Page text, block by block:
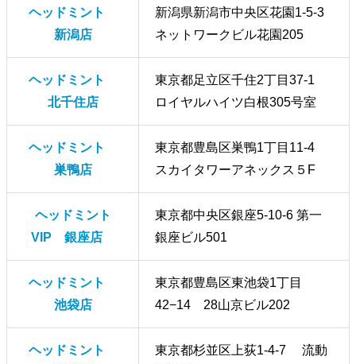
ヘッドミント
新潟店
新潟県新潟市中央区花園1-5-3
ネットワークビル花園205
ヘッドミント
北千住店
東京都足立区千住2丁目37-1
ロイヤルハイツ白根305号室
ヘッドミント
巣鴨店
東京都豊島区巣鴨1丁目11-4
スカイタワーアネックス５F
ヘッドミント
VIP 銀座店
東京都中央区銀座5-10-6 第一
銀座ビル501
ヘッドミント
池袋店
東京都豊島区東池袋1丁目
42−14 28山京ビル202
ヘッドミント
東京都杉並区上荻1-4-7 流動